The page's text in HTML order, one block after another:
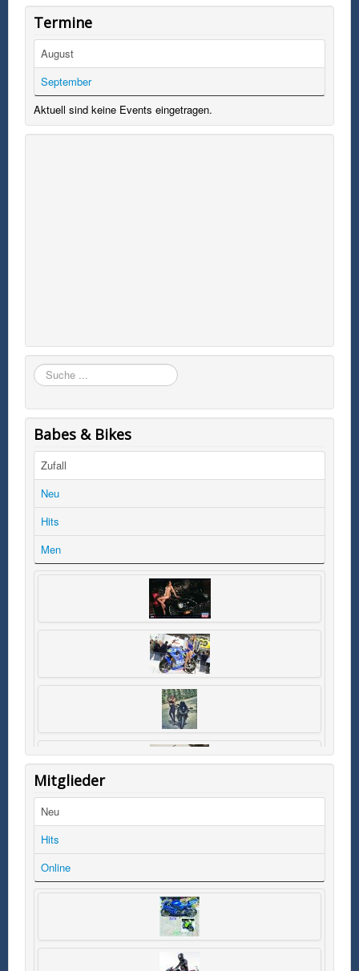
Termine
August
September
Aktuell sind keine Events eingetragen.
Suchen
Babes & Bikes
Zufall
Neu
Hits
Men
Mitglieder
Neu
Hits
Online